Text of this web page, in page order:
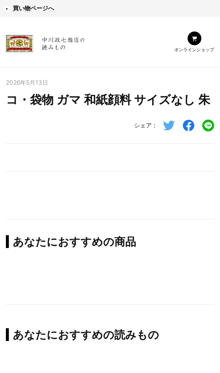
買い物ページへ
オンラインショップ
2026年5月13日
コ・袋物 ガマ 和紙顔料 サイズなし 朱
シェア
あなたにおすすめの商品
あなたにおすすめの読みもの